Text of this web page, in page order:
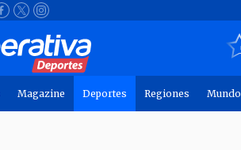
Magazine Deportes Regiones Mundo